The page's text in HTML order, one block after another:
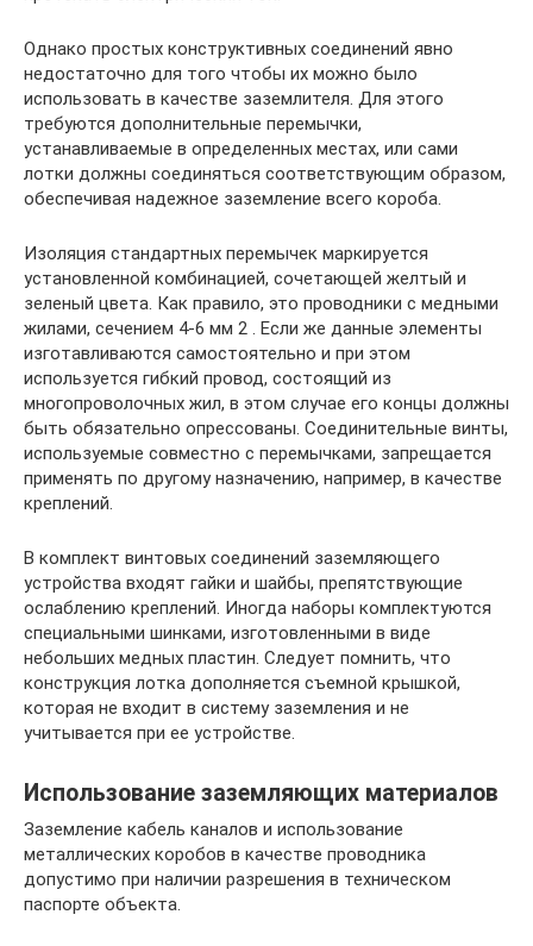
Однако простых конструктивных соединений явно
недостаточно для того чтобы их можно было
использовать в качестве заземлителя. Для этого
требуются дополнительные перемычки,
устанавливаемые в определенных местах, или сами
лотки должны соединяться соответствующим образом,
обеспечивая надежное заземление всего короба.
Изоляция стандартных перемычек маркируется
установленной комбинацией, сочетающей желтый и
зеленый цвета. Как правило, это проводники с медными
жилами, сечением 4-6 мм 2 . Если же данные элементы
изготавливаются самостоятельно и при этом
используется гибкий провод, состоящий из
многопроволочных жил, в этом случае его концы должны
быть обязательно опрессованы. Соединительные винты,
используемые совместно с перемычками, запрещается
применять по другому назначению, например, в качестве
креплений.
В комплект винтовых соединений заземляющего
устройства входят гайки и шайбы, препятствующие
ослаблению креплений. Иногда наборы комплектуются
специальными шинками, изготовленными в виде
небольших медных пластин. Следует помнить, что
конструкция лотка дополняется съемной крышкой,
которая не входит в систему заземления и не
учитывается при ее устройстве.
Использование заземляющих материалов
Заземление кабель каналов и использование
металлических коробов в качестве проводника
допустимо при наличии разрешения в техническом
паспорте объекта.